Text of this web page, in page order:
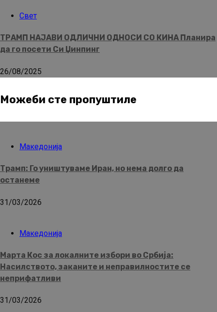
Свет
ТРАМП НАЈАВИ ОДЛИЧНИ ОДНОСИ СО КИНА Планира
да го посети Си Џинпинг
26/08/2025
Можеби сте пропуштиле
Македонија
Трамп: Го уништуваме Иран, но нема долго да
останеме
31/03/2026
Македонија
Марта Кос за локалните избори во Србија:
Насилството, заканите и неправилностите се
неприфатливи
31/03/2026